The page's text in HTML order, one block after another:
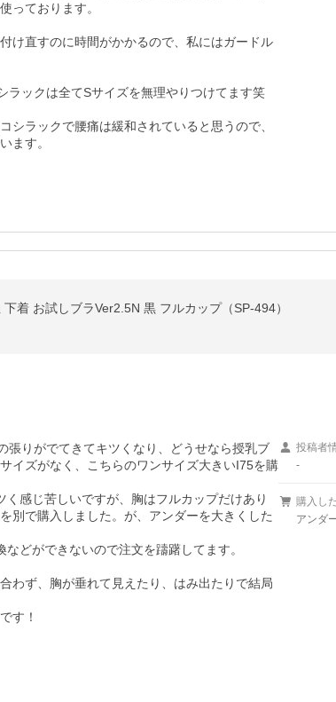
っております。
け直すのに時間がかかるので、私にはガードル
ックは全てSサイズを無理やりつけてます笑
シラックで腰痛は緩和されていると思うので、
ます。
着 お試しブラVer2.5N 黒 フルカップ（SP-494）
張りがでてきてキツくなり、どうせなら授乳ブ
イズがなく、こちらのワンサイズ大きいI75を購
感じ苦しいですが、胸はフルカップだけあり
別で購入しました。が、アンダーを大きくした
どができないので注文を躊躇してます。
わず、胸が垂れて見えたり、はみ出たりで結局
す！
投稿者
-
購入し
アンダ